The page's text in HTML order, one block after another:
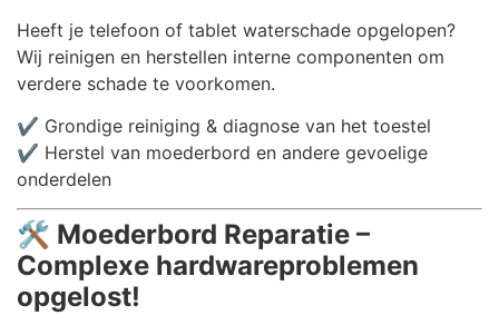
Heeft je telefoon of tablet waterschade opgelopen?
Wij reinigen en herstellen interne componenten om
verdere schade te voorkomen.
✔️ Grondige reiniging & diagnose van het toestel
✔️ Herstel van moederbord en andere gevoelige
onderdelen
🛠️ Moederbord Reparatie –
Complexe hardwareproblemen
opgelost!